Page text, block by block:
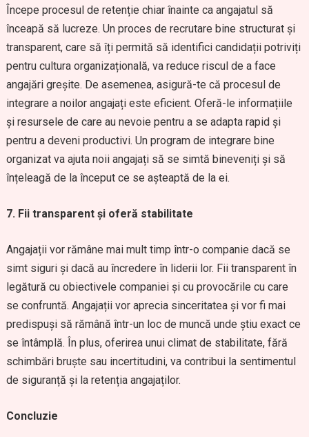
Începe procesul de retenție chiar înainte ca angajatul să
înceapă să lucreze. Un proces de recrutare bine structurat și
transparent, care să îți permită să identifici candidații potriviți
pentru cultura organizațională, va reduce riscul de a face
angajări greșite. De asemenea, asigură-te că procesul de
integrare a noilor angajați este eficient. Oferă-le informațiile
și resursele de care au nevoie pentru a se adapta rapid și
pentru a deveni productivi. Un program de integrare bine
organizat va ajuta noii angajați să se simtă bineveniți și să
înțeleagă de la început ce se așteaptă de la ei.
7. Fii transparent și oferă stabilitate
Angajații vor rămâne mai mult timp într-o companie dacă se
simt siguri și dacă au încredere în liderii lor. Fii transparent în
legătură cu obiectivele companiei și cu provocările cu care
se confruntă. Angajații vor aprecia sinceritatea și vor fi mai
predispuși să rămână într-un loc de muncă unde știu exact ce
se întâmplă. În plus, oferirea unui climat de stabilitate, fără
schimbări bruște sau incertitudini, va contribui la sentimentul
de siguranță și la retenția angajaților.
Concluzie